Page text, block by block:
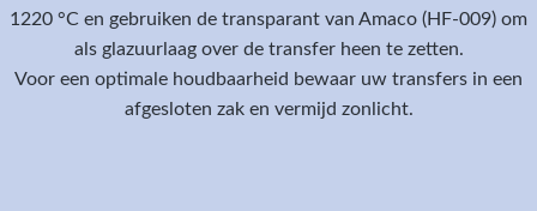
1220 °C en gebruiken de transparant van Amaco (HF-009) om
als glazuurlaag over de transfer heen te zetten.
Voor een optimale houdbaarheid bewaar uw transfers in een
afgesloten zak en vermijd zonlicht.